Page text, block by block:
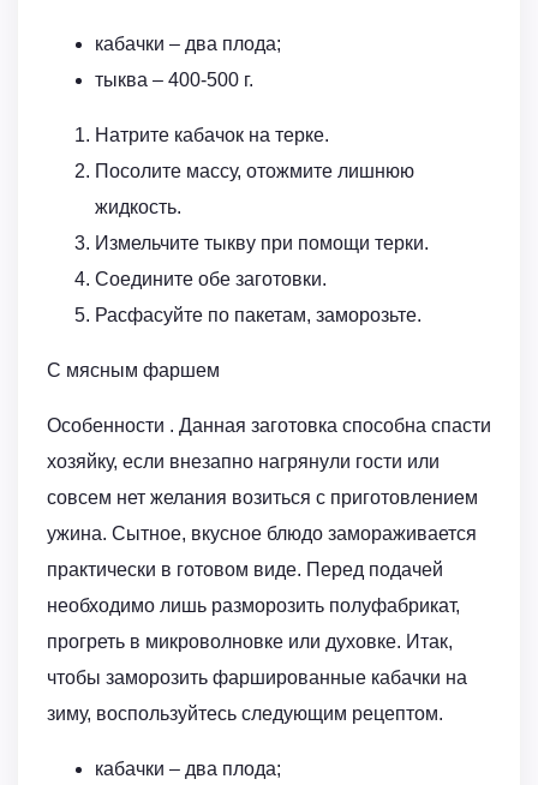
кабачки – два плода;
тыква – 400-500 г.
Натрите кабачок на терке.
Посолите массу, отожмите лишнюю
жидкость.
Измельчите тыкву при помощи терки.
Соедините обе заготовки.
Расфасуйте по пакетам, заморозьте.
С мясным фаршем
Особенности . Данная заготовка способна спасти
хозяйку, если внезапно нагрянули гости или
совсем нет желания возиться с приготовлением
ужина. Сытное, вкусное блюдо замораживается
практически в готовом виде. Перед подачей
необходимо лишь разморозить полуфабрикат,
прогреть в микроволновке или духовке. Итак,
чтобы заморозить фаршированные кабачки на
зиму, воспользуйтесь следующим рецептом.
кабачки – два плода;